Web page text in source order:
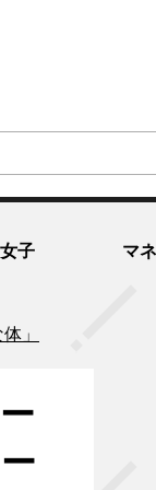
女子 マ
」